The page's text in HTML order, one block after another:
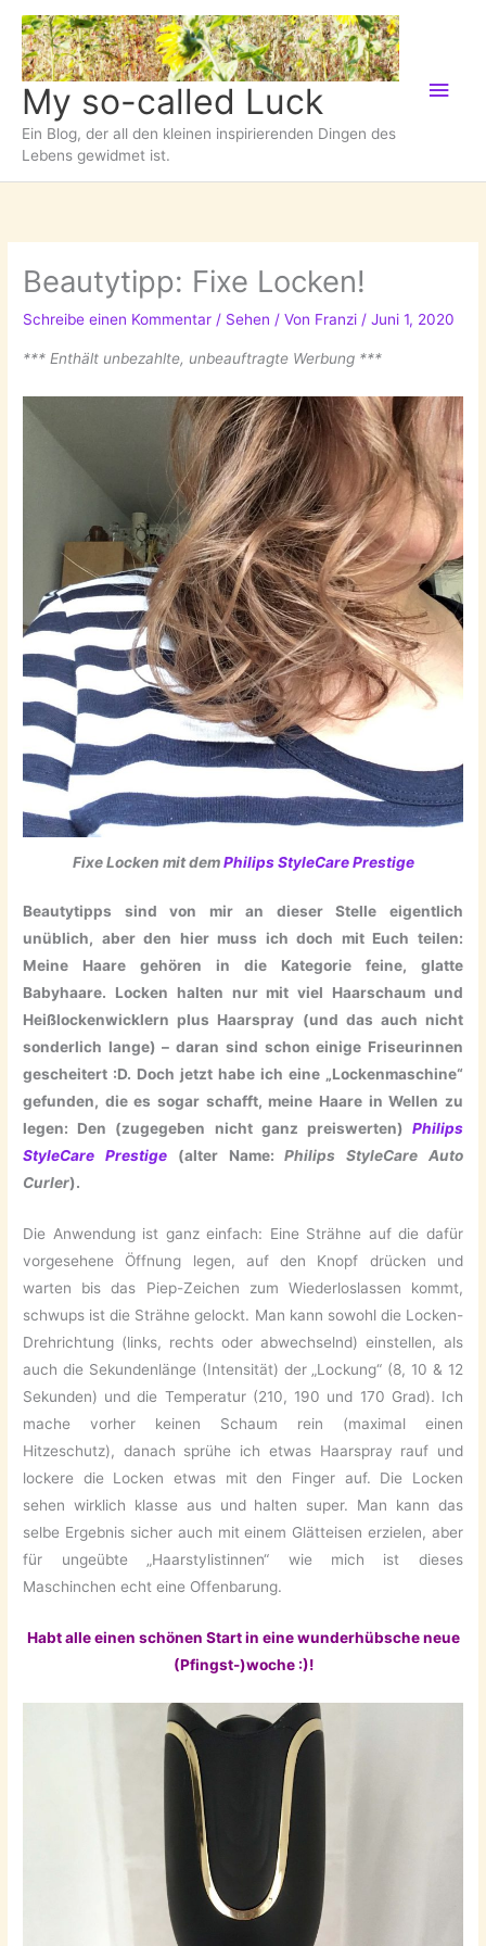
Zum
Inhalt
springen
My so-called Luck
Ein Blog, der all den kleinen inspirierenden Dingen des
Lebens gewidmet ist.
Beautytipp: Fixe Locken!
Schreibe einen Kommentar / Sehen / Von Franzi/Juni 1, 2020
*** Enthält unbezahlte, unbeauftragte Werbung ***
Fixe Locken mit demPhilips StyleCare Prestige
Beautytipps sind von mir an dieser Stelle eigentlich
unüblich, aber den hier muss ich doch mit Euch teilen:
Meine Haare gehören in die Kategorie feine, glatte
Babyhaare. Locken halten nur mit viel Haarschaum und
Heißlockenwicklern plus Haarspray (und das auch nicht
sonderlich lange) – daran sind schon einige Friseurinnen
gescheitert :D. Doch jetzt habe ich eine „Lockenmaschine“
gefunden, die es sogar schafft, meine Haare in Wellen zu
legen: Den (zugegeben nicht ganz preiswerten) Philips
StyleCare Prestige
(alter Name:Philips StyleCare Auto
Curler).
Die Anwendung ist ganz einfach: Eine Strähne auf die dafür
vorgesehene Öffnung legen, auf den Knopf drücken und
warten bis das Piep-Zeichen zum Wiederloslassen kommt,
schwups ist die Strähne gelockt. Man kann sowohl die Locken-
Drehrichtung (links, rechts oder abwechselnd) einstellen, als
auch die Sekundenlänge (Intensität) der „Lockung“ (8, 10 & 12
Sekunden) und die Temperatur (210, 190 und 170 Grad). Ich
mache vorher keinen Schaum rein (maximal einen
Hitzeschutz), danach sprühe ich etwas Haarspray rauf und
lockere die Locken etwas mit den Finger auf. Die Locken
sehen wirklich klasse aus und halten super. Man kann das
selbe Ergebnis sicher auch mit einem Glätteisen erzielen, aber
für ungeübte „Haarstylistinnen“ wie mich ist dieses
Maschinchen echt eine Offenbarung.
Habt alle einen schönen Start in eine wunderhübsche neue
(Pfingst-)woche :)!